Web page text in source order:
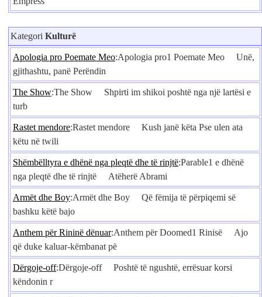
Kategori Kulturë
Apologia pro Poemate Meo:Apologia pro1 Poemate Meo Unë,
gjithashtu, panë Perëndin
The Show:The Show Shpirti im shikoi poshtë nga një lartësi e
turb
Rastet mendore:Rastet mendore Kush janë këta Pse ulen ata
këtu në twili
Shëmbëlltyra e dhënë nga pleqtë dhe të rinjtë:Parable1 e dhënë
nga pleqtë dhe të rinjtë Atëherë Abrami
Armët dhe Boy:Armët dhe Boy Që fëmija të përpiqemi së
bashku këtë bajo
Anthem për Rininë dënuar:Anthem për Doomed1 Rinisë Ajo
që duke kaluar-këmbanat pë
Dërgoje-off:Dërgoje-off Poshtë të ngushtë, errësuar korsi
këndonin r